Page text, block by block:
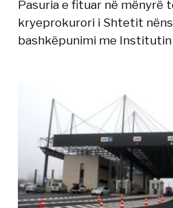
Pasuria e fituar në mënyrë
kryeprokurori i Shtetit
bashkëpunimi me Institutin